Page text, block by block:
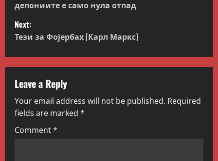
s
t
n
a
v
i
g
депониите е само нула отпад
Next:
Тези за Фојербах [Карл Маркс]
Leave a Reply
Your email address will not be published. Required
fields are marked *
Comment*